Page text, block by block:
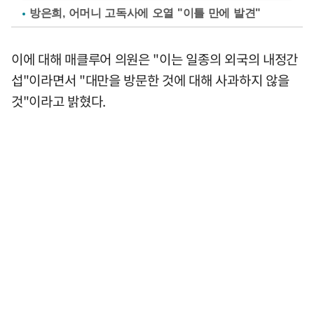
방은희, 어머니 고독사에 오열 "이틀 만에 발견"
이에 대해 매클루어 의원은 "이는 일종의 외국의 내정간
섭"이라면서 "대만을 방문한 것에 대해 사과하지 않을
것"이라고 밝혔다.